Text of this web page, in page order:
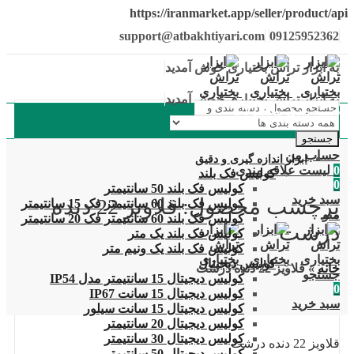
https://iranmarket.app/seller/product/api
support@atbakhtiyari.com 09125952362
به ابزار تراش بختیاری خوش آمدید
به ابزار تراش بختیاری خوش آمدید
جستجو
حساب من
0 لیست علاقه مندی
0
سبد خرید
منو
جستجو
0
سبد خرید
دسته بندی محصولات
ابزار اندازه گیری و دقیق
کولیس فک بلند
کولیس فک بلند 50 سانتیمتر
کولیس فک بلند 60 سانتیمتر فک 15 سانتیمتر
کولیس فک بلند 60 سانتیمتر فک 20 سانتیمتر
کولیس فک بلند یک متر
کولیس فک بلند یک ونیم متر
کولیس دیجیتال
کولیس دیجیتال 15 سانتیمتر مدل IP54
کولیس دیجیتال 15 سانت IP67
کولیس دیجیتال 15 سانت سیلور
کولیس دیجیتال 20 سانتیمتر
کولیس دیجیتال 30 سانتیمتر
برچسب محصول: قلاویز 22 دنده
درشت
خانه»قلاویز 22 دنده درشت
قلاویز 22 دنده درشت